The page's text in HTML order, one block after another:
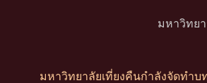
มหาวิทย
มหาวิทยาลัยเที่ยงคืนกำลังจัดทำบ